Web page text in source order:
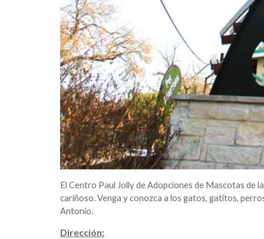
El Centro Paul Jolly de Adopciones de Mascotas de
cariñoso. Venga y conozca a los gatos, gatitos,
Antonio.
Dirección: